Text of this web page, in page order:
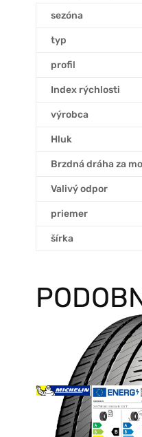
sezóna
typ
profil
Index rýchlosti
výrobca
Hluk
Brzdná dráha za
Valivý odpor
priemer
šírka